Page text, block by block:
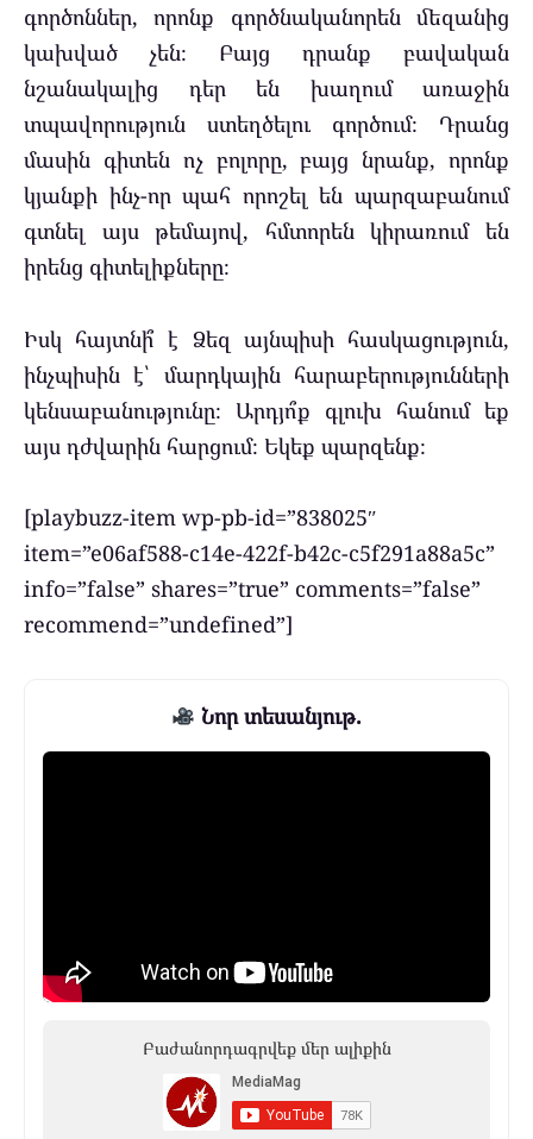
գործոններ, որոնք գործնականորեն մեզանից
կախված չեն։ Բայց դրանք բավական
նշանակալից դեր են խաղում առաջին
տպավորություն ստեղծելու գործում։ Դրանց
մասին գիտեն ոչ բոլորը, բայց նրանք, որոնք
կյանքի ինչ-որ պահ որոշել են պարզաբանում
գտնել այս թեմայով, հմտորեն կիրառում են
իրենց գիտելիքները։
Իսկ հայտնի՞ է Ձեզ այնպիսի հասկացություն,
ինչպիսին է՝ մարդկային հարաբերությունների
կենսաբանությունը։ Արդյո՞ք գլուխ հանում եք
այս դժվարին հարցում։ Եկեք պարզենք։
[playbuzz-item wp-pb-id=”838025″
item=”e06af588-c14e-422f-b42c-c5f291a88a5c”
info=”false” shares=”true” comments=”false”
recommend=”undefined”]
Նոր տեսանյութ.
Բաժանորդագրվեք մեր ալիքին